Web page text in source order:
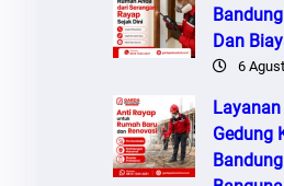
Dan
6
Gedung